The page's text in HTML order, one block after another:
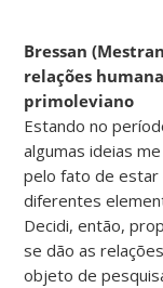
Bressan
relações
primoleviano
Estando no
algumas ideias
pelo fato de estar
diferentes
Decidi, então,
se dão as
objeto de